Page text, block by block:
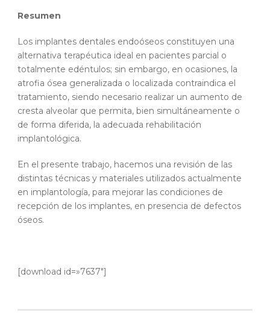
Resumen
Los implantes dentales endoóseos constituyen una
alternativa terapéutica ideal en pacientes parcial o
totalmente edéntulos; sin embargo, en ocasiones, la
atrofia ósea generalizada o localizada contraindica el
tratamiento, siendo necesario realizar un aumento de
cresta alveolar que permita, bien simultáneamente o
de forma diferida, la adecuada rehabilitación
implantológica.
En el presente trabajo, hacemos una revisión de las
distintas técnicas y materiales utilizados actualmente
en implantología, para mejorar las condiciones de
recepción de los implantes, en presencia de defectos
óseos.
[download id=»7637″]